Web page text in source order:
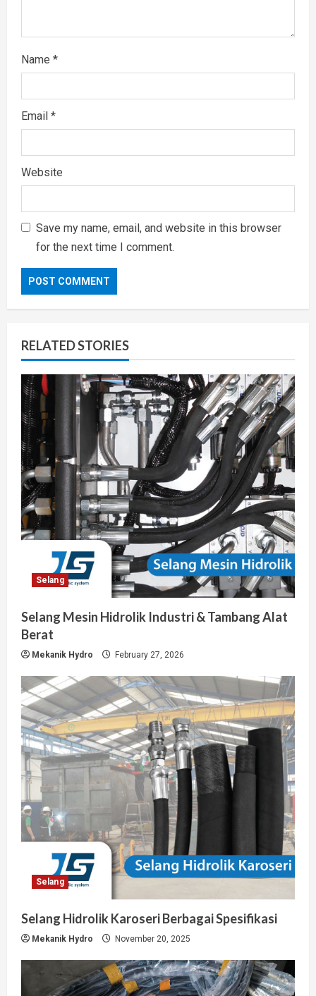
Name *
Email *
Website
Save my name, email, and website in this browser
for the next time I comment.
RELATED STORIES
Selang
Selang Mesin Hidrolik Industri & Tambang Alat
Berat
Mekanik Hydro February 27, 2026
Selang
Selang Hidrolik Karoseri Berbagai Spesifikasi
Mekanik Hydro November 20, 2025